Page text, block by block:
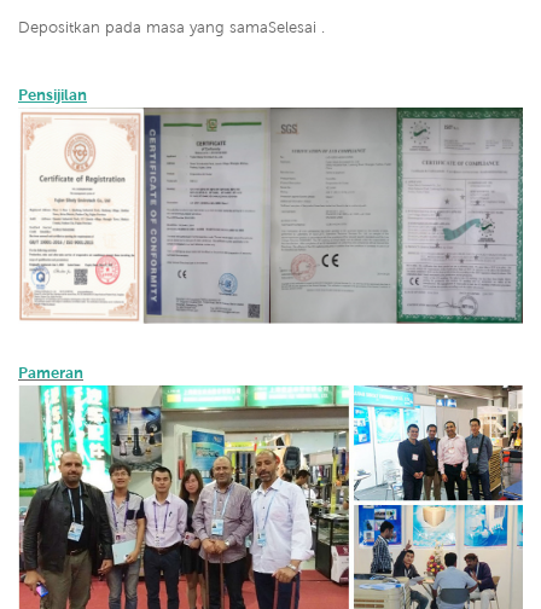
Depositkan pada masa yang samaSelesai .
Pensijilan
Pameran